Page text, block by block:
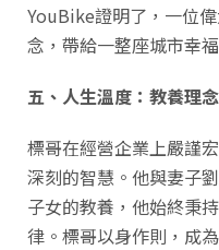
YouBike證明了，一位
念，帶給一整座城市幸
五、人生溫度：教養理
標哥在經營企業上嚴謹
深刻的智慧。他與妻子
子女的教養，他始終秉
律。標哥以身作則，成